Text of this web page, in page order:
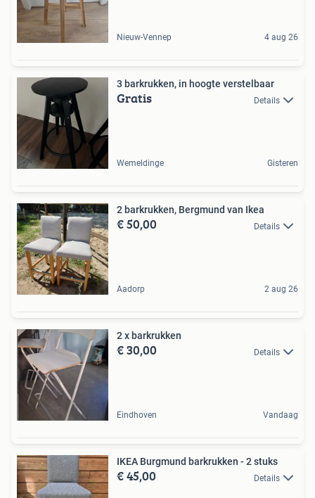
Nieuw-Vennep 4 aug 26
3 barkrukken, in hoogte verstelbaar
Gratis Details
Wemeldinge Gisteren
2 barkrukken, Bergmund van Ikea
€ 50,00 Details
Aadorp 2 aug 26
2 x barkrukken
€ 30,00 Details
Eindhoven Vandaag
IKEA Burgmund barkrukken - 2 stuks
€ 45,00 Details